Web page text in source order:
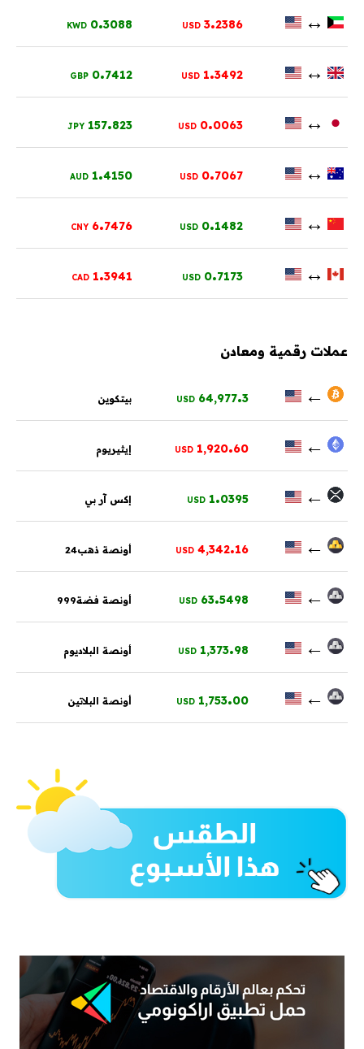
↔
3.2386
USD
0.3088
KWD
↔
1.3492
USD
0.7412
GBP
↔
0.0063
USD
157.823
JPY
↔
0.7067
USD
1.4150
AUD
↔
0.1482
USD
6.7476
CNY
↔
0.7173
USD
1.3941
CAD
عملات رقمية ومعادن
←
64,977.3
USD بيتكوين
←
1,920.60
USD إيثيريوم
←
1.0395
USD إكس آر بي
←
4,342.16
USD أونصة ذهب24
←
63.5498
USD أونصة فضة999
←
1,373.98
USD أونصة البلاديوم
←
1,753.00
USD أونصة البلاتين